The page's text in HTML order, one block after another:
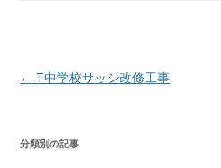
投
ビ
← T中学校サッシ改修工事
分類別の記事